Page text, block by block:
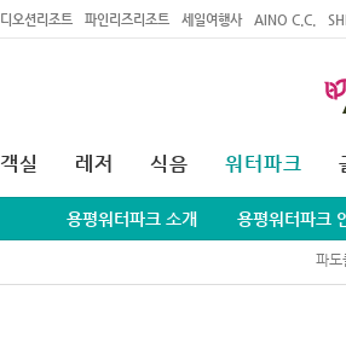
디오션리조트 파인리즈리조트 세일여행사 AINO C.C.
객실 레저 식음 워터파크
용평워터파크 소개 용평워터파크
파도